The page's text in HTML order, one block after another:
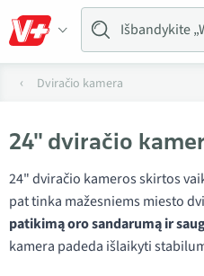
Dviračio kamera
24" dviračio
24" dviračio kameros skirtos
pat tinka mažesniems miesto
patikimą oro sandarumą ir
kamera padeda išlaikyti